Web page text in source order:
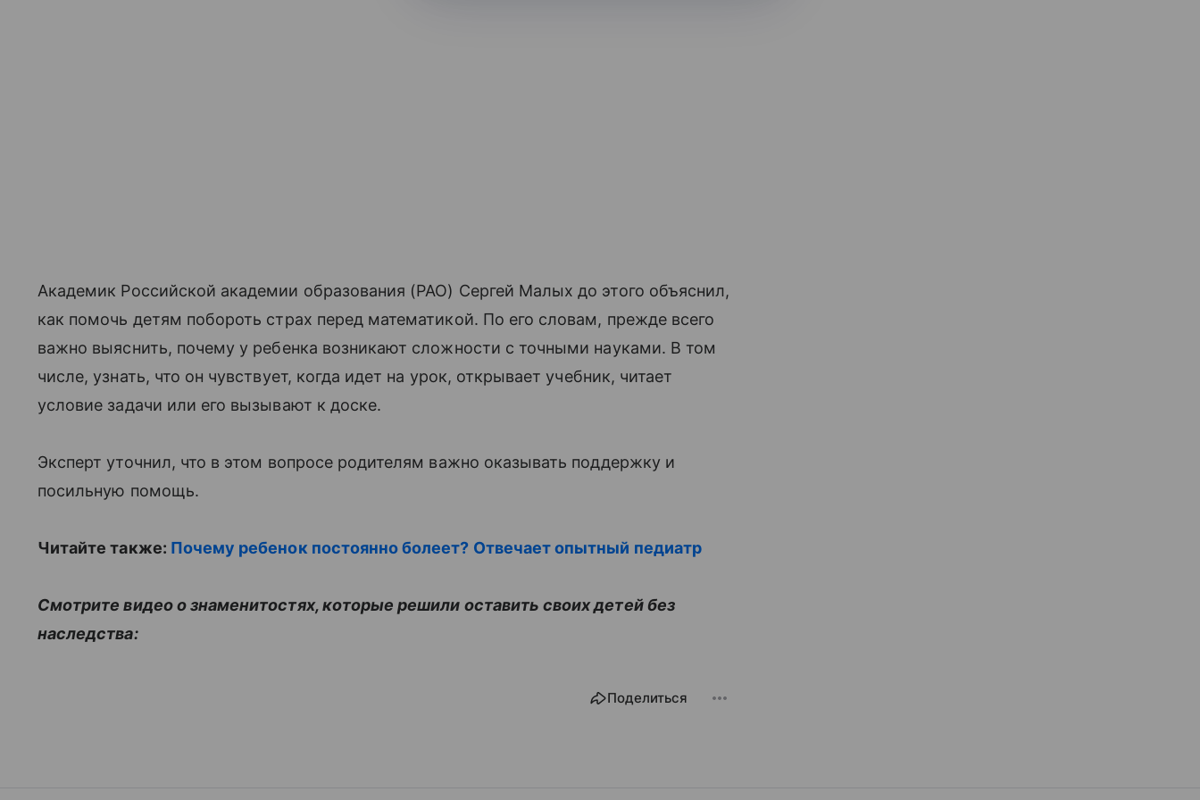
Академик Российской академии образования (РАО) Сергей Малых до этого объяснил,
как помочь детям побороть страх перед математикой. По его словам, прежде всего
важно выяснить, почему у ребенка возникают сложности с точными науками. В том
числе, узнать, что он чувствует, когда идет на урок, открывает учебник, читает
условие задачи или его вызывают к доске.
Эксперт уточнил, что в этом вопросе родителям важно оказывать поддержку и
посильную помощь.
Читайте также: Почему ребенок постоянно болеет? Отвечает опытный педиатр
Смотрите видео о знаменитостях, которые решили оставить своих детей без
наследства:
Поделиться